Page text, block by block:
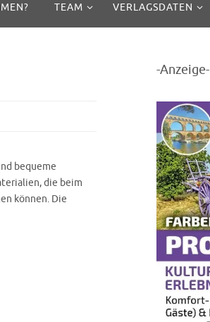
TEAM VERLAGSDATEN
bequeme
die beim
können. Die
-Anzeige-